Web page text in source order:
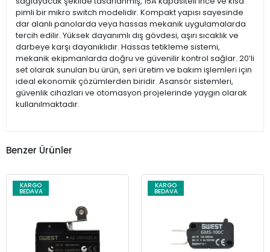
pimli bir mikro switch modelidir. Kompakt yapısı sayesinde
dar alanlı panolarda veya hassas mekanik uygulamalarda
tercih edilir. Yüksek dayanımlı dış gövdesi, aşırı sıcaklık ve
darbeye karşı dayanıklıdır. Hassas tetikleme sistemi,
mekanik ekipmanlarda doğru ve güvenilir kontrol sağlar. 20’li
set olarak sunulan bu ürün, seri üretim ve bakım işlemleri için
ideal ekonomik çözümlerden biridir. Asansör sistemleri,
güvenlik cihazları ve otomasyon projelerinde yaygın olarak
kullanılmaktadır.
Benzer Ürünler
KARGO
BEDAVA
KARGO
BEDAVA